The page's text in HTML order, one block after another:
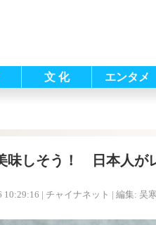
文 化 エンタメ
味しそう！ 日本人が
10:29:16 | チャイナネット | 編集: 吴